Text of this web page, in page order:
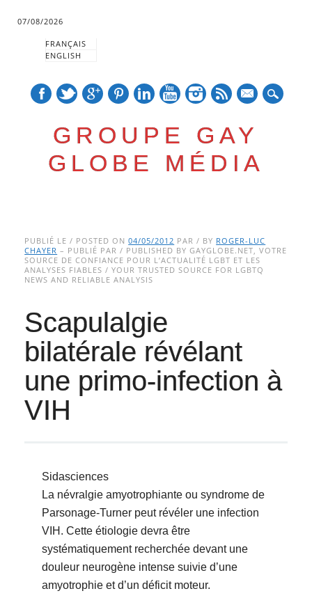
07/08/2026
FRANÇAIS
ENGLISH
GROUPE GAY
GLOBE MÉDIA
Main menu
to
content
PUBLIÉ LE / POSTED ON04/05/2012 PAR / BY ROGER-LUC
CHAYER – PUBLIÉ PAR / PUBLISHED BY GAYGLOBE.NET, VOTRE
SOURCE DE CONFIANCE POUR L’ACTUALITÉ LGBT ET LES
ANALYSES FIABLES / YOUR TRUSTED SOURCE FOR LGBTQ
NEWS AND RELIABLE ANALYSIS
Scapulalgie
bilatérale révélant
une primo-infection à
VIH
Sidasciences
La névralgie amyotrophiante ou syndrome de
Parsonage-Turner peut révéler une infection
VIH. Cette étiologie devra être
systématiquement recherchée devant une
douleur neurogène intense suivie d’une
amyotrophie et d’un déficit moteur.